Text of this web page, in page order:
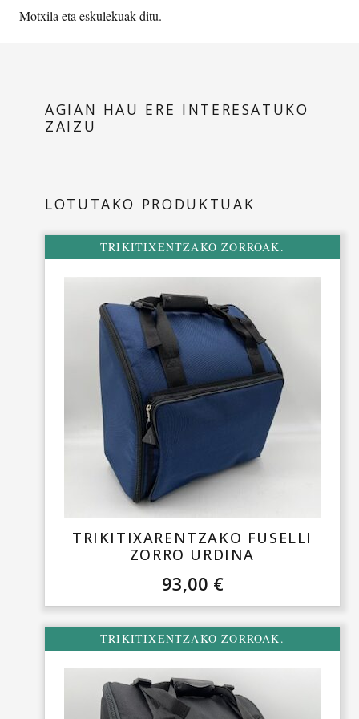
Motxila eta eskulekuak ditu.
AGIAN HAU ERE INTERESATUKO
ZAIZU
LOTUTAKO PRODUKTUAK
TRIKITIXENTZAKO ZORROAK.
TRIKITIXARENTZAKO FUSELLI
ZORRO URDINA
93,00 €
TRIKITIXENTZAKO ZORROAK.